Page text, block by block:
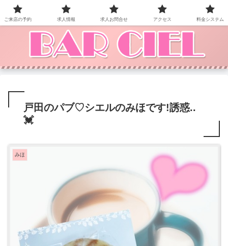
BAR CIEL！ご来店お待ちしています。
戸田のパブ♡ シエルのみほです!誘惑..
💓
みほ
ご来店の予約 求人情報 求人お問合せ アクセス 料金システム